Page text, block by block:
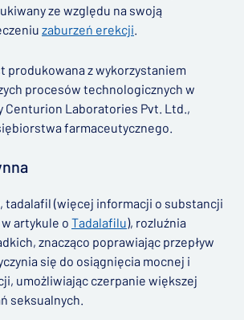
ze względu na swoją
zaburzeń erekcji.
produkowana z wykorzystaniem
procesów technologicznych w
Centurion Laboratories Pvt. Ltd.,
farmaceutycznego.
tadalafil (więcej informacji o substancji
artykule o Tadalafilu), rozluźnia
znacząco poprawiając przepływ
się do osiągnięcia mocnej i
umożliwiając czerpanie większej
seksualnych.